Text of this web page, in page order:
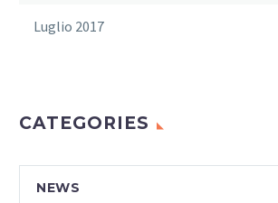
Luglio 2017
CATEGORIES
NEWS